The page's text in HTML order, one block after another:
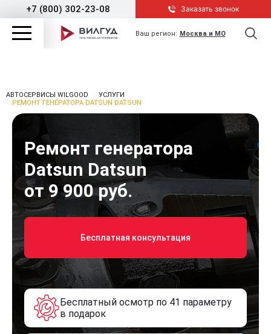
+7 (800) 302-23-08 Заказать звонок
Ваш регион: Москва и МО
АВТОСЕРВИСЫ WILGOOD
УСЛУГИ
РЕМОНТ ГЕНЕРАТОРА DATSUN DATSUN
Ремонт генератора
Datsun Datsun
от 9 900 руб.
Бесплатная консультация
Бесплатный осмотр по 41 параметру
в подарок